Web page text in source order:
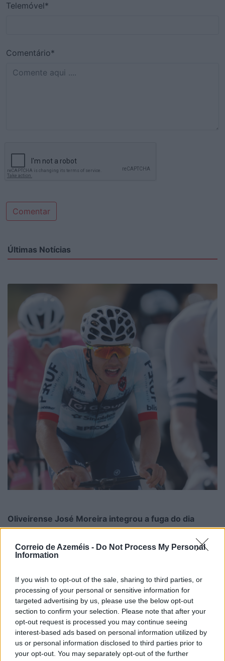
Correio de Azeméis - Do Not Process My Personal
Information
If you wish to opt-out of the sale, sharing to third parties, or
processing of your personal or sensitive information for
targeted advertising by us, please use the below opt-out
section to confirm your selection. Please note that after your
opt-out request is processed you may continue seeing
interest-based ads based on personal information utilized by
us or personal information disclosed to third parties prior to
your opt-out. You may separately opt-out of the further
Telemóvel*
Comentário*
Comentar
Últimas Notícias
Oliveirense José Moreira integrou a fuga do dia
8/08/2026